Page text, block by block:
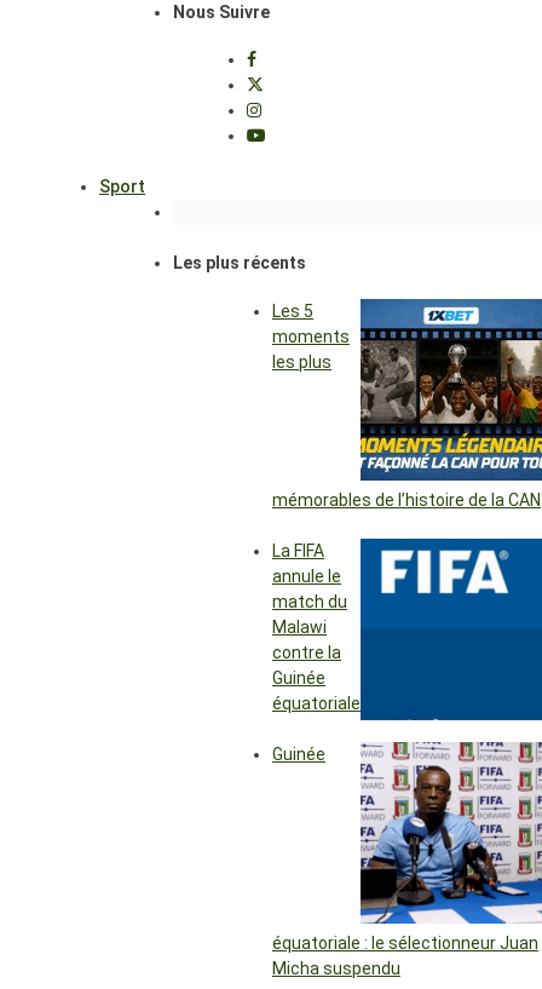
Nous Suivre
Sport
Les plus récents
Les 5
moments
les plus
mémorables de l’histoire de la CAN
La FIFA
annule le
match du
Malawi
contre la
Guinée
équatoriale
Guinée
équatoriale : le sélectionneur Juan
Micha suspendu